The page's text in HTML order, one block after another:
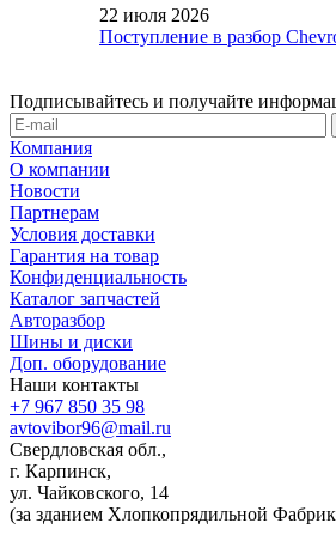
22 июля 2026
Поступление в разбор
Подписывайтесь и получайте
Компания
О компании
Новости
Партнерам
Условия доставки
Гарантия на товар
Конфиденциальность
Каталог запчастей
Авторазбор
Шины и диски
Доп. оборудование
Наши контакты
+7 967 850 35 98
avtovibor96@mail.ru
Свердловская обл.,
г. Карпинск,
ул. Чайковского, 14
(за зданием Хлопкопрядильной